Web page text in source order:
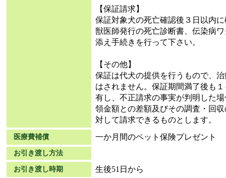
【保証請求】
保証対象犬の死亡確認後３日以内
獣医師発行の死亡診断書、伝染病
添え手続きを行って下さい。
【その他】
保証は代犬の提供を行うもので、
はされません。保証期間満了後も
有し、不正請求の事実が判明した
領金額との差額及びその調査・回
対して請求できるものとします。
医療費補償 一か月間のペット保険プレゼント
お引き渡し方法
お引き渡し時期 生後51日から